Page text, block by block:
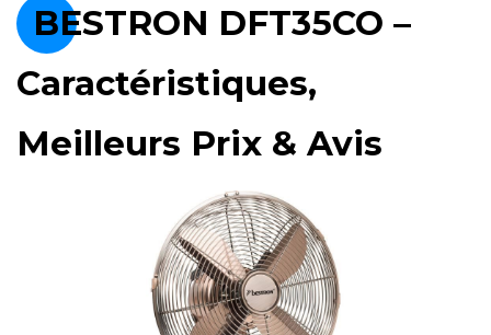
BESTRON DFT35CO –
Caractéristiques,
Meilleurs Prix & Avis